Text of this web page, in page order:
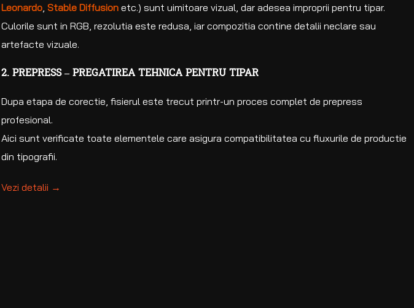
Leonardo Stable Diffusion etc.) sunt uimitoare vizual, dar adesea improprii pentru tipar.
Culorile sunt in RGB, rezolutia este redusa, iar compozitia contine detalii neclare sau
artefacte vizuale.
2. PREPRESS – PREGATIREA TEHNICA PENTRU TIPAR
Dupa etapa de corectie, fisierul este trecut printr-un proces complet de prepress
profesional.
Aici sunt verificate toate elementele care asigura compatibilitatea cu fluxurile de productie
din tipografii.
Vezi detalii →